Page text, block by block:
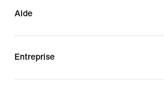
Aide
Entreprise